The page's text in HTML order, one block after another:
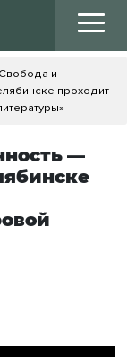
и
проходит
—